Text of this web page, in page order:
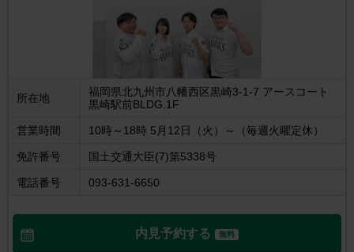
所在地
福岡県北九州市八幡西区黒崎3-1-7 アースコート
黒崎駅前BLDG.1F
営業時間 10時～18時 5月12日（火）～（毎週火曜定休）
免許番号 国土交通大臣(7)第5338号
電話番号 093-631-6650
内見予約する 無料